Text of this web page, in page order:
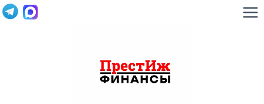
Перейти